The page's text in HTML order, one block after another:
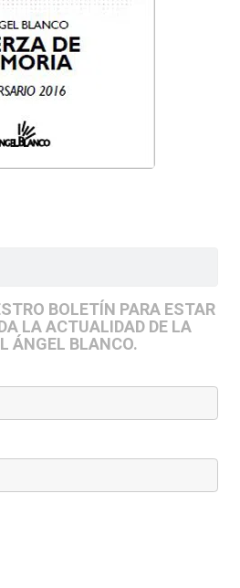
BOLETÍN PARA ESTAR
LA ACTUALIDAD DE LA
ÁNGEL BLANCO.